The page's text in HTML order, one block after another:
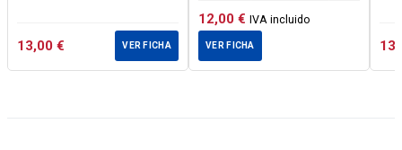
13,00 € VER FICHA
12,00 € IVA incluido
VER FICHA